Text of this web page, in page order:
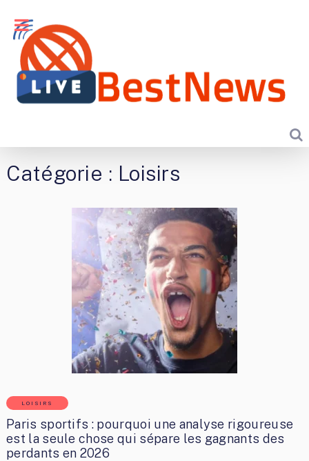
Catégorie : Loisirs
LOISIRS
Paris sportifs : pourquoi une analyse rigoureuse
est la seule chose qui sépare les gagnants des
perdants en 2026